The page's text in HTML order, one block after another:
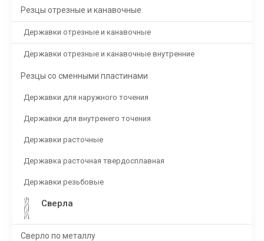
Резцы отрезные и канавочные
Державки отрезные и канавочные
Державки отрезные и канавочные внутренние
Резцы со сменными пластинами
Державки для наружного точения
Державки для внутренего точения
Державки расточные
Державка расточная твердосплавная
Державки резьбовые
Сверла
Сверло по металлу